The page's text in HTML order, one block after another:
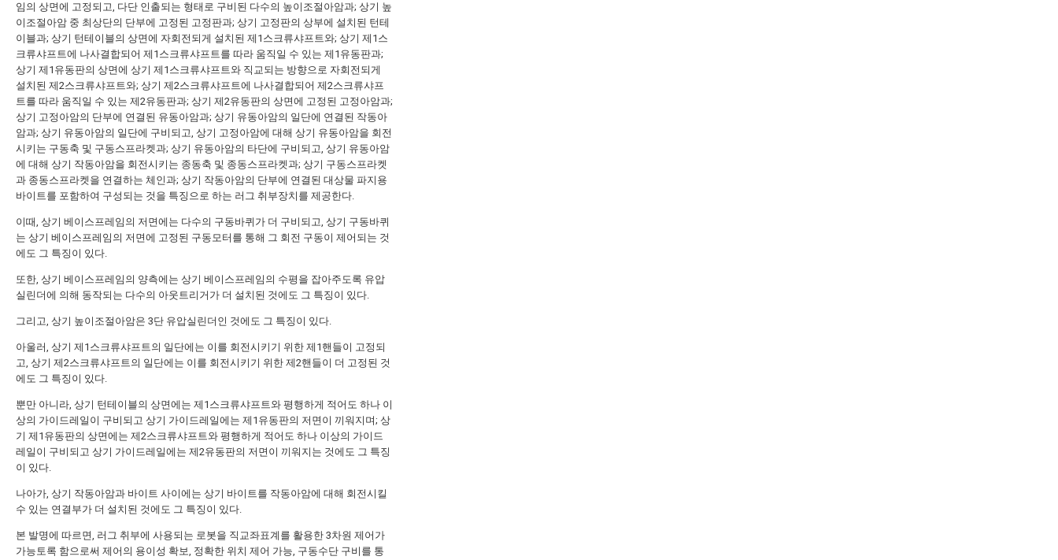
임의 상면에 고정되고, 다단 인출되는 형태로 구비된 다수의 높이조절아암과; 상기 높
이조절아암 중 최상단의 단부에 고정된 고정판과; 상기 고정판의 상부에 설치된 턴테
이블과; 상기 턴테이블의 상면에 자회전되게 설치된 제1스크류샤프트와; 상기 제1스
크류샤프트에 나사결합되어 제1스크류샤프트를 따라 움직일 수 있는 제1유동판과;
상기 제1유동판의 상면에 상기 제1스크류샤프트와 직교되는 방향으로 자회전되게
설치된 제2스크류샤프트와; 상기 제2스크류샤프트에 나사결합되어 제2스크류샤프
트를 따라 움직일 수 있는 제2유동판과; 상기 제2유동판의 상면에 고정된 고정아암과;
상기 고정아암의 단부에 연결된 유동아암과; 상기 유동아암의 일단에 연결된 작동아
암과; 상기 유동아암의 일단에 구비되고, 상기 고정아암에 대해 상기 유동아암을 회전
시키는 구동축 및 구동스프라켓과; 상기 유동아암의 타단에 구비되고, 상기 유동아암
에 대해 상기 작동아암을 회전시키는 종동축 및 종동스프라켓과; 상기 구동스프라켓
과 종동스프라켓을 연결하는 체인과; 상기 작동아암의 단부에 연결된 대상물 파지용
바이트를 포함하여 구성되는 것을 특징으로 하는 러그 취부장치를 제공한다.
이때, 상기 베이스프레임의 저면에는 다수의 구동바퀴가 더 구비되고, 상기 구동바퀴
는 상기 베이스프레임의 저면에 고정된 구동모터를 통해 그 회전 구동이 제어되는 것
에도 그 특징이 있다.
또한, 상기 베이스프레임의 양측에는 상기 베이스프레임의 수평을 잡아주도록 유압
실린더에 의해 동작되는 다수의 아웃트리거가 더 설치된 것에도 그 특징이 있다.
그리고, 상기 높이조절아암은 3단 유압실린더인 것에도 그 특징이 있다.
아울러, 상기 제1스크류샤프트의 일단에는 이를 회전시키기 위한 제1핸들이 고정되
고, 상기 제2스크류샤프트의 일단에는 이를 회전시키기 위한 제2핸들이 더 고정된 것
에도 그 특징이 있다.
뿐만 아니라, 상기 턴테이블의 상면에는 제1스크류샤프트와 평행하게 적어도 하나 이
상의 가이드레일이 구비되고 상기 가이드레일에는 제1유동판의 저면이 끼워지며; 상
기 제1유동판의 상면에는 제2스크류샤프트와 평행하게 적어도 하나 이상의 가이드
레일이 구비되고 상기 가이드레일에는 제2유동판의 저면이 끼워지는 것에도 그 특징
이 있다.
나아가, 상기 작동아암과 바이트 사이에는 상기 바이트를 작동아암에 대해 회전시킬
수 있는 연결부가 더 설치된 것에도 그 특징이 있다.
본 발명에 따르면, 러그 취부에 사용되는 로봇을 직교좌표계를 활용한 3차원 제어가
가능토록 함으로써 제어의 용이성 확보, 정확한 위치 제어 가능, 구동수단 구비를 통